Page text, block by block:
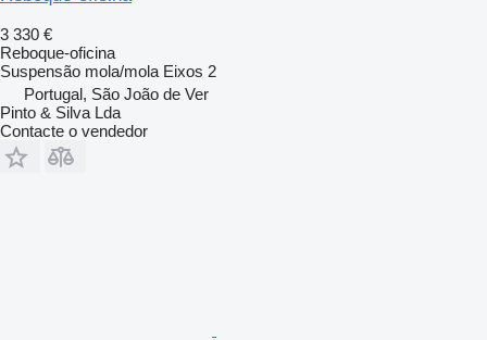
3 330 €
Reboque-oficina
Suspensão mola/mola Eixos 2
Portugal, São João de Ver
Pinto & Silva Lda
Contacte o vendedor